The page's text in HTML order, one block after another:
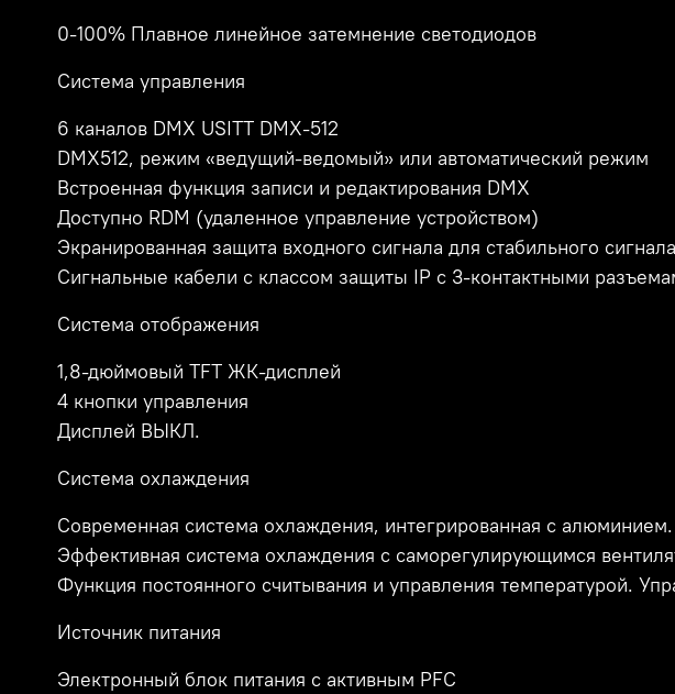
0-100% Плавное линейное затемнение светодиодов
Система управления
6 каналов DMX USITT DMX-512
DMX512, режим «ведущий-ведомый» или автоматический режим
Встроенная функция записи и редактирования DMX
Доступно RDM (удаленное управление устройством)
Экранированная защита входного сигнала для стабильного
Сигнальные кабели с классом защиты IP с 3-контактными
Система отображения
1,8-дюймовый TFT ЖК-дисплей
4 кнопки управления
Дисплей ВЫКЛ.
Система охлаждения
Современная система охлаждения, интегрированная с алюминием.
Эффективная система охлаждения с саморегулирующимся
Функция постоянного считывания и управления температурой.
Источник питания
Электронный блок питания с активным PFC